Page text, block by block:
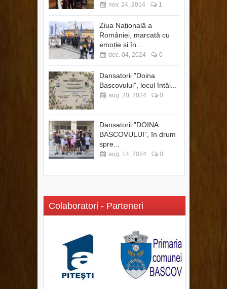
nov. 24, 2014 1
Ziua Națională a
României, marcată cu
emoție și în...
dec. 04, 2024 0
Dansatorii ”Doina
Bascovului”, locul întâi...
aug. 20, 2024 0
Dansatorii ”DOINA
BASCOVULUI”, în drum
spre...
aug. 14, 2024 0
Colaboratori - Parteneri